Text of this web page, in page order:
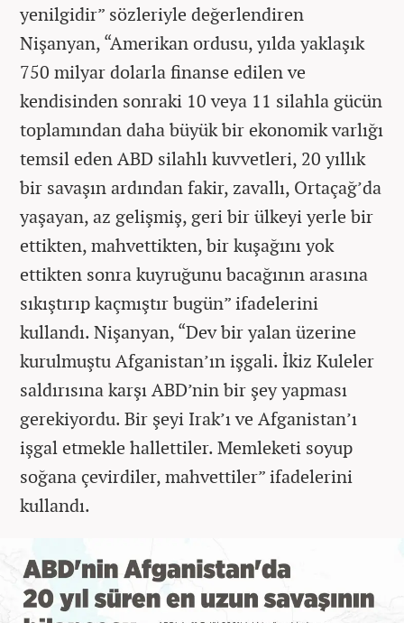
yenilgidir” sözleriyle değerlendiren
Nişanyan, “Amerikan ordusu, yılda yaklaşık
750 milyar dolarla finanse edilen ve
kendisinden sonraki 10 veya 11 silahla gücün
toplamından daha büyük bir ekonomik varlığı
temsil eden ABD silahlı kuvvetleri, 20 yıllık
bir savaşın ardından fakir, zavallı, Ortaçağ’da
yaşayan, az gelişmiş, geri bir ülkeyi yerle bir
ettikten, mahvettikten, bir kuşağını yok
ettikten sonra kuyruğunu bacağının arasına
sıkıştırıp kaçmıştır bugün” ifadelerini
kullandı. Nişanyan, “Dev bir yalan üzerine
kurulmuştu Afganistan’ın işgali. İkiz Kuleler
saldırısına karşı ABD’nin bir şey yapması
gerekiyordu. Bir şeyi Irak’ı ve Afganistan’ı
işgal etmekle hallettiler. Memleketi soyup
soğana çevirdiler, mahvettiler” ifadelerini
kullandı.